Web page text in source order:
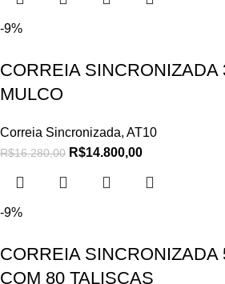
-9%
CORREIA SINCRONIZADA
MULCO
Correia Sincronizada, AT10
R$16.280,00 R$14.800,00
-9%
CORREIA SINCRONIZADA
COM 80 TALISCAS